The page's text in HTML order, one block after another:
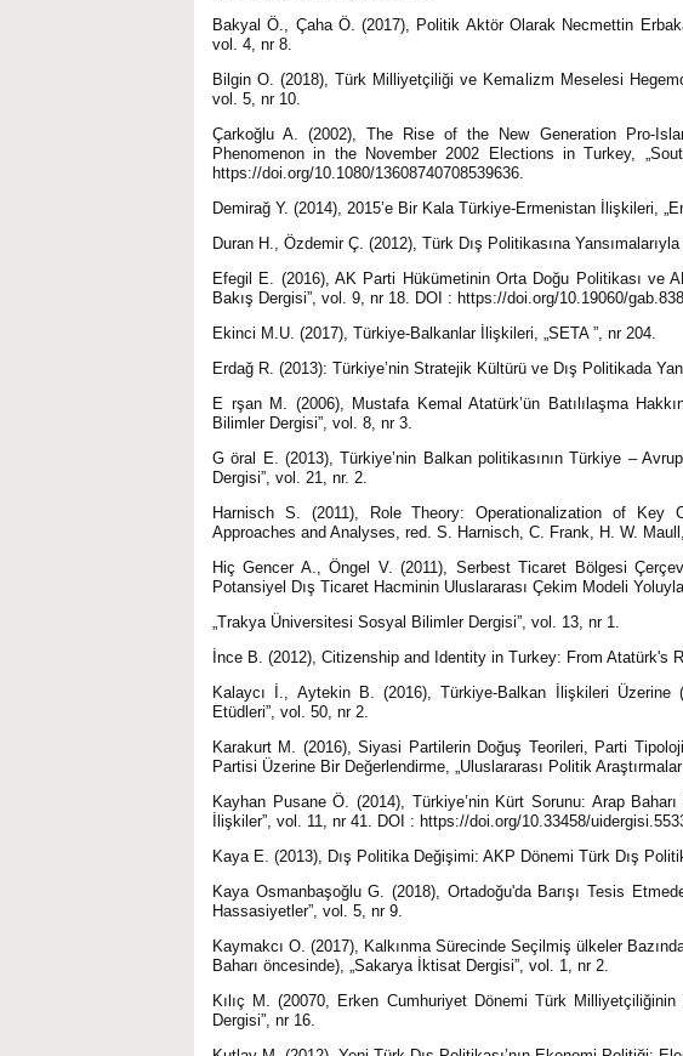
Bakyal Ö., Çaha Ö. (2017), Politik Aktör Olarak Necmettin
vol. 4, nr 8.
Bilgin O. (2018), Türk Milliyetçiliği ve Kemalizm Meselesi
vol. 5, nr 10.
Çarkoğlu A. (2002), The Rise of the New Generation Pro-
Phenomenon in the November 2002 Elections in Turkey,
https://doi.org/10.1080/13608740708539636.
Demirağ Y. (2014), 2015’e Bir Kala Türkiye-Ermenistan İlişkileri,
Duran H., Özdemir Ç. (2012), Türk Dış Politikasına
Efegil E. (2016), AK Parti Hükümetinin Orta Doğu Politikası ve
Bakış Dergisi”, vol. 9, nr 18. DOI : https://doi.org/10.19060/
Ekinci M.U. (2017), Türkiye-Balkanlar İlişkileri, „SETA ”, nr 204.
Erdağ R. (2013): Türkiye’nin Stratejik Kültürü ve Dış Politikada
E rşan M. (2006), Mustafa Kemal Atatürk’ün Batılılaşma
Bilimler Dergisi”, vol. 8, nr 3.
G öral E. (2013), Türkiye’nin Balkan politikasının Türkiye –
Dergisi”, vol. 21, nr. 2.
Harnisch S. (2011), Role Theory: Operationalization of Key
Approaches and Analyses, red. S. Harnisch, C. Frank, H. W.
Hiç Gencer A., Öngel V. (2011), Serbest Ticaret Bölgesi
Potansiyel Dış Ticaret Hacminin Uluslararası Çekim Modeli
„Trakya Üniversitesi Sosyal Bilimler Dergisi”, vol. 13, nr 1.
İnce B. (2012), Citizenship and Identity in Turkey: From Atatürk's
Kalaycı İ., Aytekin B. (2016), Türkiye-Balkan İlişkileri Üzerine
Etüdleri”, vol. 50, nr 2.
Karakurt M. (2016), Siyasi Partilerin Doğuş Teorileri, Parti
Partisi Üzerine Bir Değerlendirme, „Uluslararası Politik
Kayhan Pusane Ö. (2014), Türkiye’nin Kürt Sorunu: Arap
İlişkiler”, vol. 11, nr 41. DOI : https://doi.org/10.33458/
Kaya E. (2013), Dış Politika Değişimi: AKP Dönemi Türk Dış
Kaya Osmanbaşoğlu G. (2018), Ortadoğu'da Barışı Tesis
Hassasiyetler”, vol. 5, nr 9.
Kaymakcı O. (2017), Kalkınma Sürecinde Seçilmiş ülkeler
Baharı öncesinde), „Sakarya İktisat Dergisi”, vol. 1, nr 2.
Kılıç M. (20070, Erken Cumhuriyet Dönemi Türk
Dergisi”, nr 16.